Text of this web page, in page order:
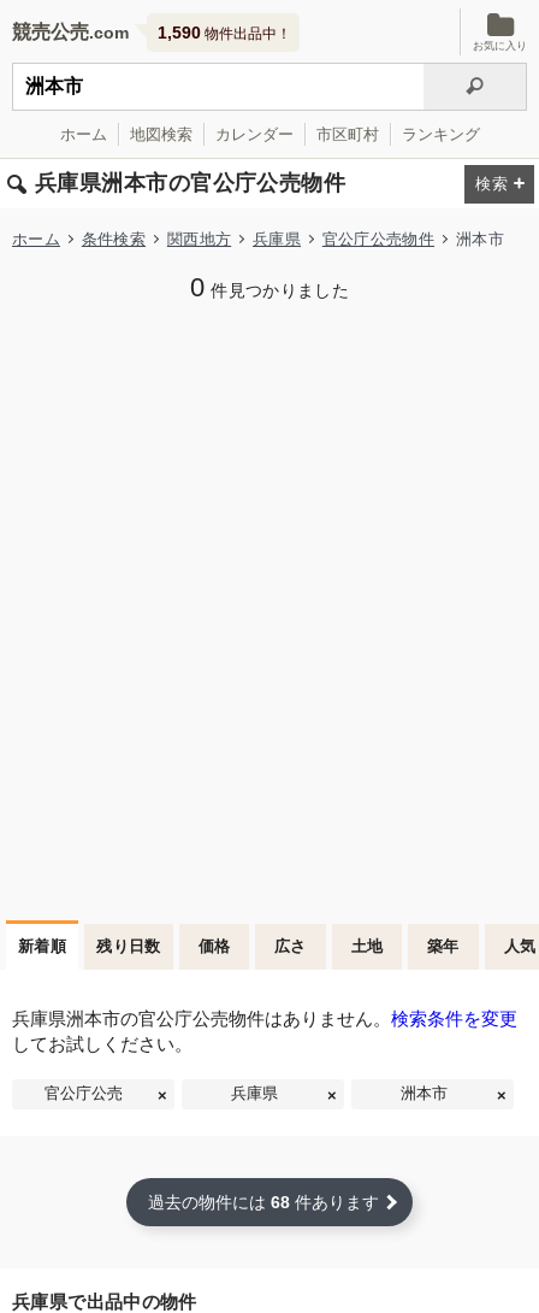
競売公売 1,590 物件出品中！
お気に入り
ホーム 地図検索 カレンダー 市区町村 ランキング
兵庫県洲本市の官公庁公売物件
ホーム 条件検索 関西地方 兵庫県 官公庁公売物件 洲本市
0 件見つかりました
新着順 残り日数 価格 広さ 土地 築年 人気
兵庫県洲本市の官公庁公売物件はありません。 検索条件を変更
してお試しください。
官公庁公売 兵庫県 洲本市
過去の物件には 68 件あります
兵庫県で出品中の物件